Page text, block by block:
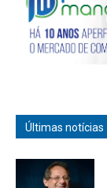
Últimas notícias